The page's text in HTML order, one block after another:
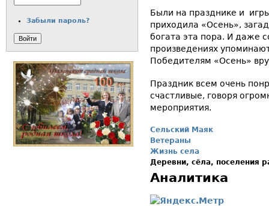
Были на празднике и
приходила «Осень»,
богата эта пора. И даже
произведениях
Победителям «Осень»
Праздник всем очень
счастливые, говоря
мероприятия.
Сельский Маяк
Ветераны
Жизнь села
Деревни, сёла, поселения
Аналитика
Забыли пароль?